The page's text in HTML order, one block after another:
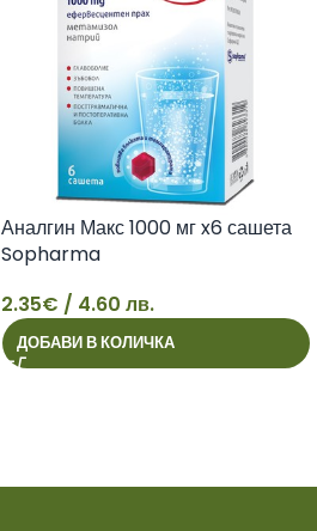
Аналгин Макс 1000 мг x6 сашета
Sopharma
2.35€ / 4.60 лв.
ДОБАВИ В КОЛИЧКА